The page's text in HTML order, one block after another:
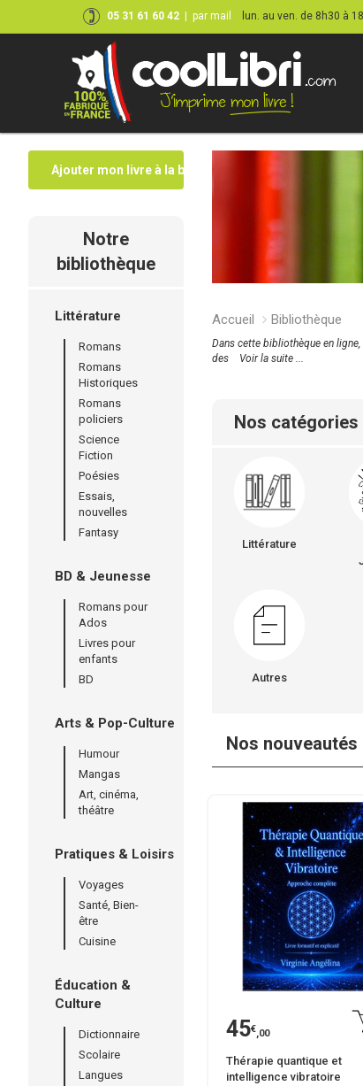
05 31 61 60 42 par mail lun. au ven. de 8h30 à
Ajouter mon livre à la bibliothèque
Notre
bibliothèque
Littérature
Romans
Romans
Historiques
Romans
policiers
Science
Fiction
Poésies
Essais,
nouvelles
Fantasy
BD & Jeunesse
Romans pour
Ados
Livres pour
enfants
BD
Arts & Pop-Culture
Humour
Mangas
Art, cinéma,
théâtre
Pratiques & Loisirs
Voyages
Santé, Bien-
être
Cuisine
Éducation &
Culture
Dictionnaire
Scolaire
Langues
Accueil Bibliothèque
Dans cette bibliothèque en
des
Voir la suite ...
Nos catégories
Littérature
Autres
Nos nouveautés
45€,00
Thérapie quantique et
intelligence vibratoire